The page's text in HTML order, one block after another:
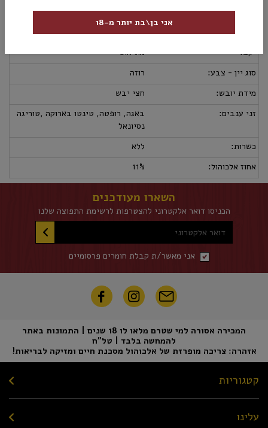
ארץ יצור:
פורטוגל
יקב:
מתיאוס
סוג יין - צבע:
רוזה
מידת יובש:
חצי יבש
זני ענבים:
באגה, רופטה, טינטו בארוקה ,טוריגה
נסיונאל
כשרות:
ללא
אחוז אלכוהול:
11%
השארו מעודכנים
הכניסו דואר אלקטרוני להצטרפות לרשימת התפוצה שלנו
דואר אלקטרוני
אני מאשר/ת קבלת חומרים פרסומיים
המכירה אסורה למי שטרם מלאו לו 18 שנים | התמונות באתר
להמחשה בלבד | טל"ח
אזהרה: צריכה מופרזת של אלכוהול מסכנת חיים ומזיקה לבריאות!
קטגוריות
עלינו
אני בן\בת יותר מ-18